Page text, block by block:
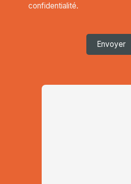
confidentialité.
Envoyer